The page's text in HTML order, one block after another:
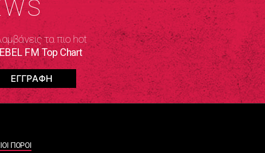
τα πιο hot
FM Top Chart
ΠΟΡΟΙ